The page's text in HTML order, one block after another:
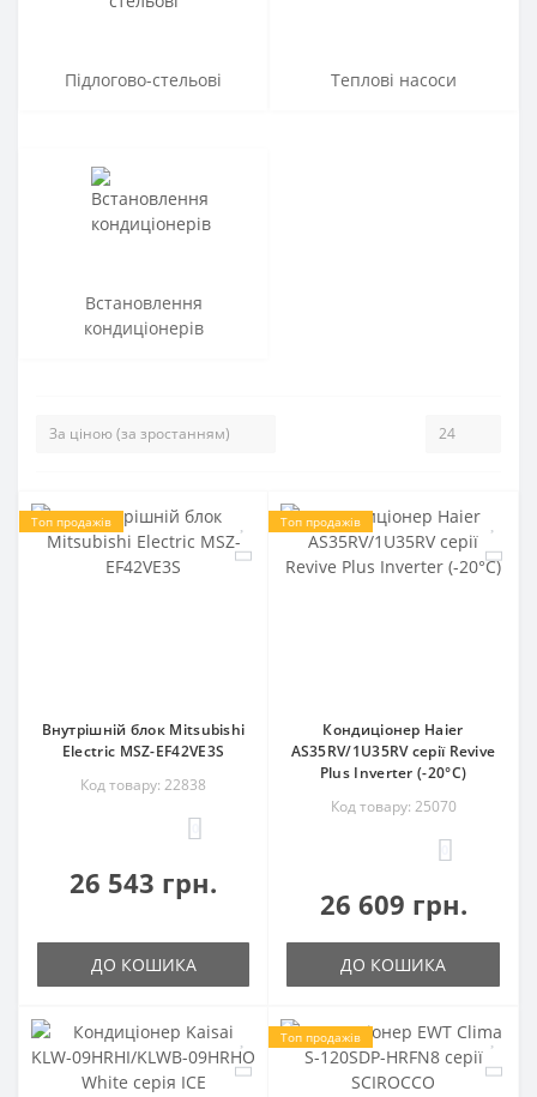
Підлогово-стельові Теплові насоси
Встановлення
кондиціонерів
Топ продажів
Внутрішній блок Mitsubishi
Electric MSZ-EF42VE3S
Код товару: 22838
26 543 грн.
ДО КОШИКА
Топ продажів
Кондиціонер Haier
AS35RV/1U35RV серії Revive
Plus Inverter (-20°C)
Код товару: 25070
26 609 грн.
ДО КОШИКА
Топ продажів